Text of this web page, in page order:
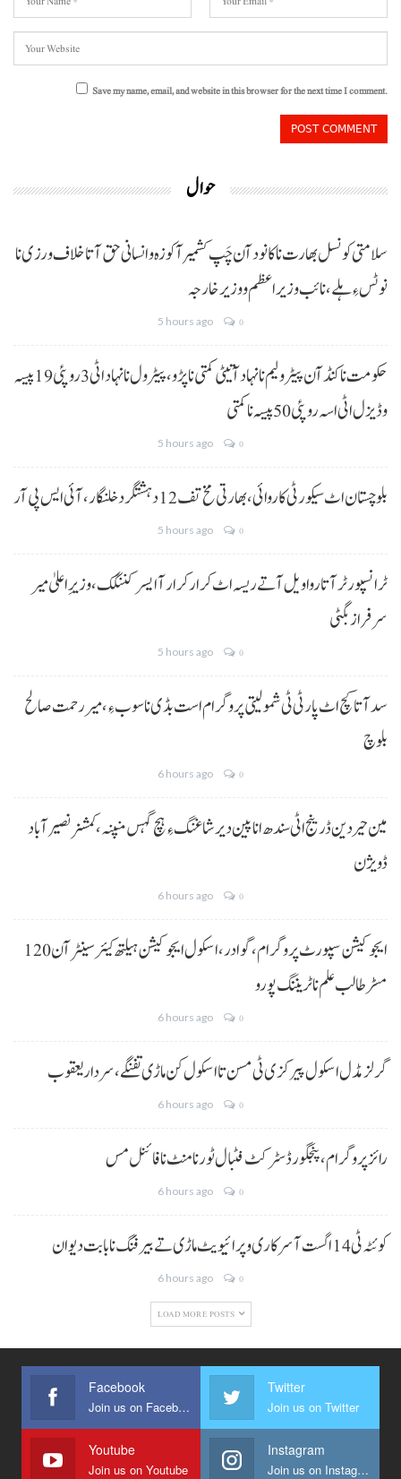
Save my name, email, and website in this browser for the next time I comment.
حوال
سلامتی کونسل بھارت نا کانود آن چَپ کشمیر آ کوزہ و انسانی حق آتا خلاف ورزی نا
نوٹس ءِ ہلے،نائب وزیراعظم و وزیر خارجہ
5 hours ago 0
حکومت نا کنڈ آن پیٹرولیم نا نہاد آتیٹی کمتی نا پڑو،پیٹرول نا نہاد اٹی 3 روپئی 19 پیسہ
و ڈیزل اٹی اسہ روپئی 50 پیسہ نا کمتی
5 hours ago 0
بلوچستان اٹ سیکورٹی کاروائی، بھارتی مخ تف 12 دہشتگرد خلنگار،آئی ایس پی آر
5 hours ago 0
ٹرانسپورٹر آتا روا ویل آتے ریسہ اٹ کرار کرار آ ایسر کننگک ،وزیرِ اعلیٰ میر
سرفراز بگٹی
5 hours ago 0
سد آتا کچ اٹ پارٹی ٹی شمولیتی پروگرام است بڈی نا سوب ءِ،میر رحمت صالح
بلوچ
6 hours ago 0
مین حیردین ڈرینج اٹی سندھ انا پین دیر شاغنگ ءِ ہچ گہس منپنہ،کمشنر نصیرآباد
ڈویژن
6 hours ago 0
ایجوکیشن سپورٹ پروگرام،گوادر، اسکول ایجوکیشن ہیلتھ کیئر سینٹر آن 120
مسڑ طالب علم نا ٹریننگ پورو
6 hours ago 0
گرلز مڈل اسکول پیرکزی ٹی مسن تا اسکول کن ماڑی تفنگے، سردار یعقوب
6 hours ago 0
رائز پروگرام، پنجگور ڈسٹرکٹ فٹبال ٹورنامنٹ نا فائنل مس
6 hours ago 0
کوئٹہ ٹی 14 اگست آ سرکاری و پرائیویٹ ماڑی تے بیرفنگ نا بابت دیوان
6 hours ago 0
LOAD MORE POSTS
Facebook
Join us on Facebook
Twitter
Join us on Twitter
Youtube
Join us on Youtube
Instagram
Join us on Instagram